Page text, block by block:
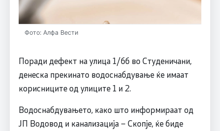
Фото: Алфа Вести
Поради дефект на улица 1/бб во Студеничани,
денеска прекинато водоснабдување ќе имаат
корисниците од улиците 1 и 2.
Водоснабдувањето, како што информираат од
ЈП Водовод и канализација – Скопје, ќе биде